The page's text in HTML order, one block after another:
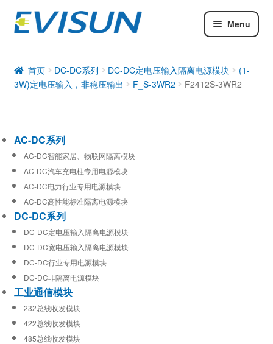
Menu
DC-DC系列
工业通信模块
首页 DC-DC系列 DC-DC定电压输入隔离电源模块
(1-
3W)定电压输入，非稳压输出
F_S-3WR2 F2412S-3WR2
AC-DC系列
AC-DC智能家居、物联网隔离模块
AC-DC汽车充电柱专用电源模块
AC-DC电力行业专用电源模块
AC-DC高性能标准隔离电源模块
DC-DC系列
DC-DC定电压输入隔离电源模块
DC-DC宽电压输入隔离电源模块
DC-DC行业专用电源模块
DC-DC非隔离电源模块
工业通信模块
232总线收发模块
422总线收发模块
485总线收发模块